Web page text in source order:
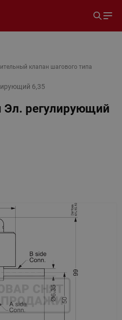
клапан шагового типа
6,35
Эл. регулирующий